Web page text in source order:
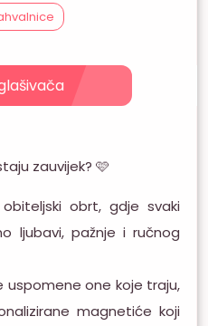
zauvijek? 🩷
obrt, gdje svaki
ljubavi, pažnje i ručnog
uspomene one koje traju,
magnetiće koji